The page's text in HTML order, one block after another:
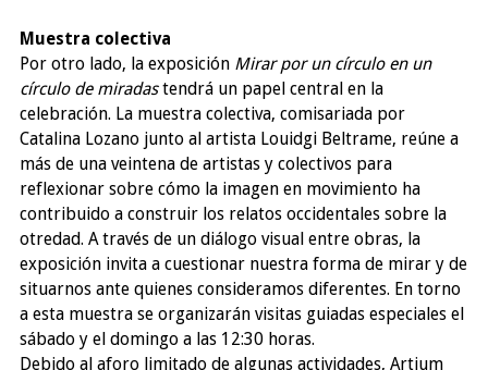
Muestra colectiva
Por otro lado, la exposición Mirar por un círculo en un
círculo de miradastendrá un papel central en la
celebración. La muestra colectiva, comisariada por
Catalina Lozano junto al artista Louidgi Beltrame, reúne a
más de una veintena de artistas y colectivos para
reflexionar sobre cómo la imagen en movimiento ha
contribuido a construir los relatos occidentales sobre la
otredad. A través de un diálogo visual entre obras, la
exposición invita a cuestionar nuestra forma de mirar y de
situarnos ante quienes consideramos diferentes. En torno
a esta muestra se organizarán visitas guiadas especiales el
sábado y el domingo a las 12:30 horas.
Debido al aforo limitado de algunas actividades, Artium